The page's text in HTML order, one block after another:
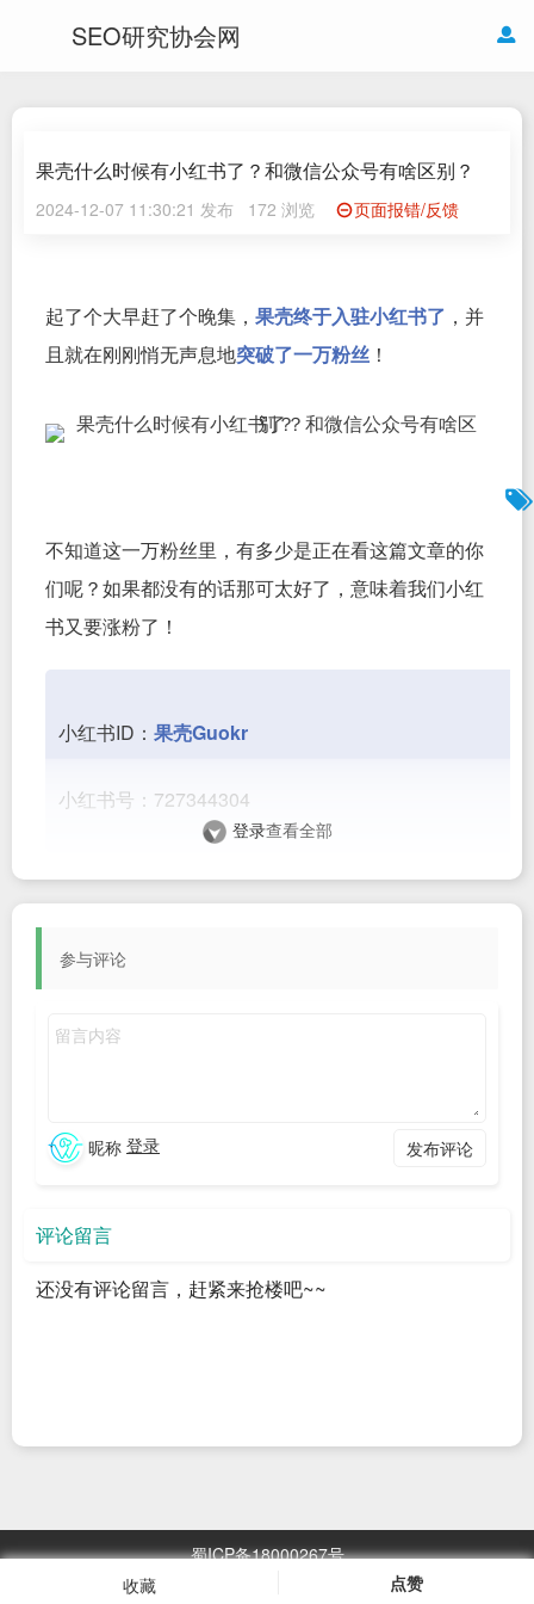
SEO研究协会网
果壳什么时候有小红书了？和微信公众号有啥区别？
2024-12-07 11:30:21 发布 172 浏览 页面报错/反馈
收藏 点赞
起了个大早赶了个晚集， 果壳终于入驻小红书了 ，并
且就在刚刚悄无声息地突破了一万粉丝 ！
不知道这一万粉丝里，有多少是正在看这篇文章的你
们呢？如果都没有的话那可太好了，意味着我们小红
书又要涨粉了！
小红书ID： 果壳Guokr
小红书号：727344304
相信你们已经关注果壳微信公众号了，其中不乏陪伴
科普账号，絮絮叨叨讲着科学与科技。
存，能挤出看长篇科普图文的时间有限。
的科技。
果壳小红书都发啥？
撑不起一篇微信文章的科普
登录查看全部
参与评论
昵称 登录 发布评论
评论留言
还没有评论留言，赶紧来抢楼吧~~
蜀ICP备18000267号
万次